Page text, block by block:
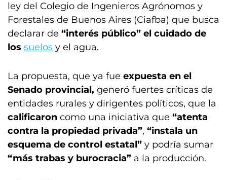
ley del Colegio de Ingenieros Agrónomos y
Forestales de Buenos Aires (Ciafba) que busca
declarar de “interés público” el cuidado de
los suelos y el agua.
La propuesta, que ya fue expuesta en el
Senado provincial, generó fuertes críticas de
entidades rurales y dirigentes políticos, que la
calificaron como una iniciativa que “atenta
contra la propiedad privada”, “instala un
esquema de control estatal” y podría sumar
“más trabas y burocracia” a la producción.